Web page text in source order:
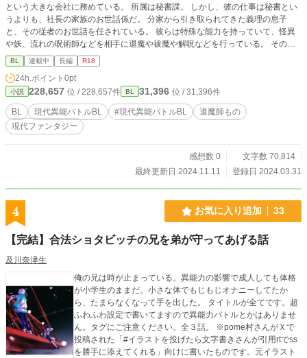
という大きな会社に務めている。 所属は秘書課。 しかし、彼の仕事は秘書とい
うよりも、社長の家族のお世話係だ。 分家から引き取られてきた義理の息子
と、その従者のお世話を任されている。 彼らは特殊な能力を持っていて、怪異
や妖、流れの呪術師などを相手に退魔や祓魔や解呪などを行っている。 そのサ
ポートも佳朗の仕事だ。 今日、夕方から急な連絡が入って現場に向かえば、繁
華街は崩壊していて―― 眼の前では暗闇を集めたかのような半実体の巨神と、
澱みの塊のような大きすぎるスライムが取っ組み合いをしていた。 現代異能バ
トルBL企画参加作品です。 ご主人（退魔師）＆従者（人外）×お世話係（ただ
の人間）。 ムーンライトノベルズさんでも公開しています。
BL 連載中 長編 R18
24h.ポイント 0pt
小説 228,657 位 / 228,657件 BL 31,396 位 / 31,396件
BL 現代異能バトルBL #現代異能バトルBL
退魔師もの
現代ファンタジー
感想数 0
文字数 70,814
最終更新日 2024.11.11
登録日 2024.03.31
4 お気に入り追加 33
【完結】合法ショタビッチの兄を弟が守ってあげる話
及川奈津生
俺の兄は時が止まっている。異能力の影響で成人しても体格
が小学生のままだ。小さな体でもじもじオナニーしてたか
ら、たまらなくなって手を出した。 タイトルが全てです。超
ふわふわ設定で書いてますので異能力バトルとかはありませ
ん。タグにご注意ください。全３話。 ※pome村さんがＸで
投稿された「#イラストを投げたら文字書きさんが引用rtでss
を勝手に添えてくれる」向けに書いたものです。元イラスト